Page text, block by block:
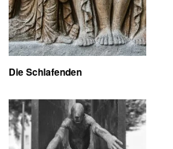
Die Schlafenden